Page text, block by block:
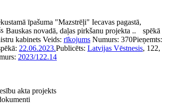
īpašuma "Mazstrēļi" Iecavas pagastā,
Bauskas novadā, daļas pirkšanu projekta ..
spēkā
kabinets Veids: rīkojums Numurs: 370Pieņemts:
22.06.2023.Publicēts: Latvijas Vēstnesis, 122,
2023/122.14
akta projekts